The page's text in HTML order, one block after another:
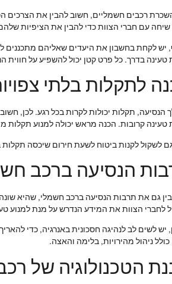
רכבים חשמליים, חשוב להבין את הצרכים
שיחה עם חברי הצוות כדי להבין את הציפיות
יש לקחת בחשבון את היעדים שאליהם מתכננים
טעינה בדרך. כל פרט קטן יכול להשפיע על
לתקלות בלתי
הנסיעה, תקלות יכולות לקרות בכל רגע. לכן,
טעינה קרובות. הכנה מראש יכולה למנוע תקלות
לשקול לקנות ביטוח לשעת חירום שיכסה
הנסיעה ברכב
גם את תרבות הנסיעה ברכב חשמלי, שהיא
לחברי הצוות את המידע הנדרש על מנת למנוע
יש לשים לב לנהיגה חסכונית באנרגיה, כדי
ניהול מהירויות, בלימה והאצה.
הטכנולוגיה של